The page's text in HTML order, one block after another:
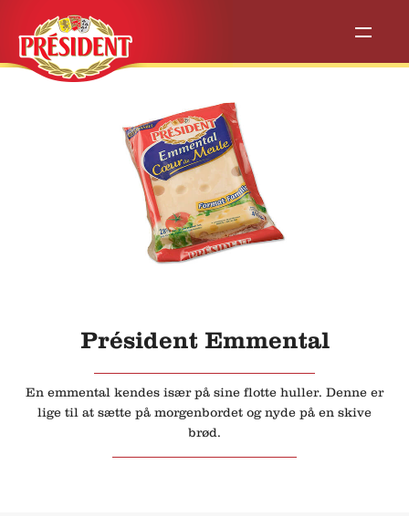
Président Emmental
En emmental kendes især på sine flotte huller. Denne er
lige til at sætte på morgenbordet og nyde på en skive
brød.